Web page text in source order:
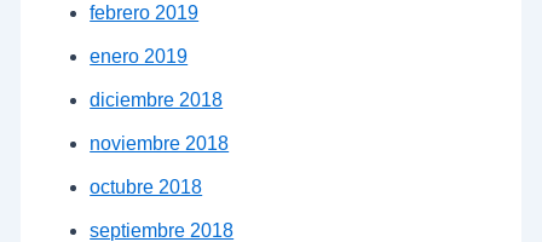
febrero 2019
enero 2019
diciembre 2018
noviembre 2018
octubre 2018
septiembre 2018